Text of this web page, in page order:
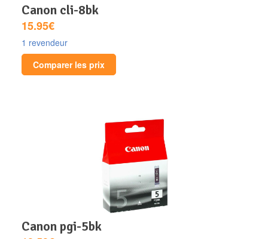
canon cli-8bk
15.95€
1 revendeur
Comparer les prix
canon pgi-5bk